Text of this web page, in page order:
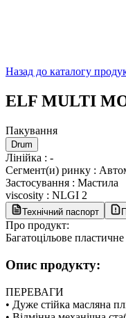
Назад до каталогу
ELF MULTI
Пакування
Drum
Лінійка : -
Сегмент(и) ринку :
Застосування : Мастила
viscosity : NLGI 2
Технічний паспорт
Про продукт:
Багатоцільове
Опис продукту:
ПЕРЕВАГИ
• Дуже стійка масляна